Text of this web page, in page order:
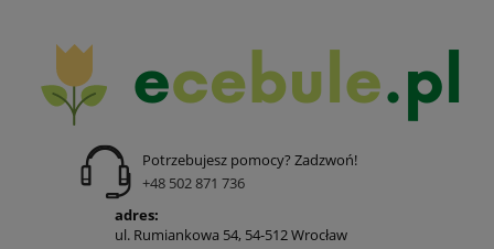
Potrzebujesz pomocy? Zadzwoń!
+48 502 871 736
adres:
ul. Rumiankowa 54, 54-512 Wrocław